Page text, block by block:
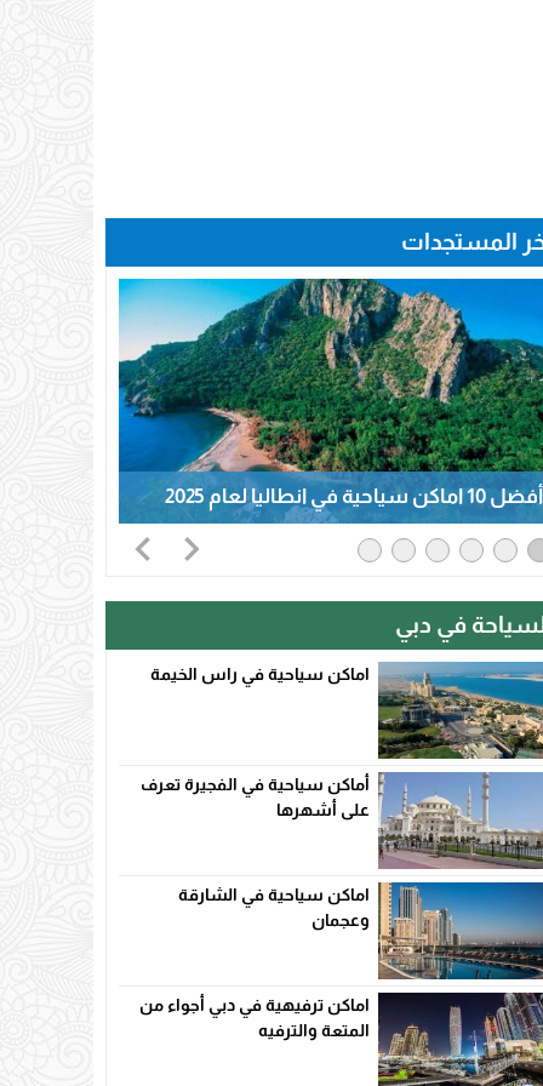
المستجدات
أفضل 10 اماكن سياحية في انطاليا لعام 2025
في دبي
اماكن سياحية في راس الخيمة
أماكن سياحية في الفجيرة تعرف
على أشهرها
اماكن سياحية في الشارقة
وعجمان
اماكن ترفيهية في دبي أجواء من
المتعة والترفيه